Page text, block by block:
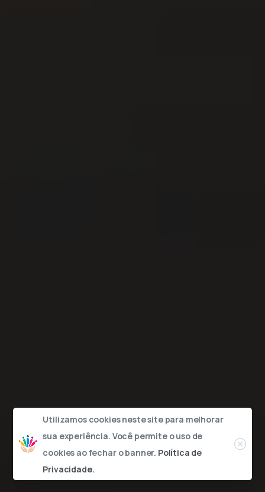
Utilizamos cookies neste site para melhorar
sua experiência. Você permite o uso de
cookies ao fechar o banner. Política de
Privacidade.
Close